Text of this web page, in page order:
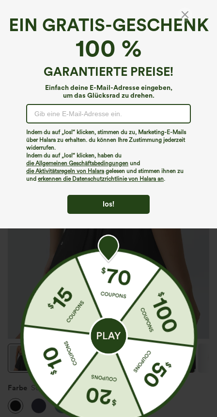
EIN GRATIS-GESCHENK
100 %
GARANTIERTE PREISE!
Einfach deine E-Mail-Adresse eingeben,
um das Glücksrad zu drehen.
Indem du auf „los!“ klicken, stimmen du zu, Marketing-E-Mails
über Halara zu erhalten. du können Ihre Zustimmung jederzeit
widerrufen.
Indem du auf „los!“ klicken, haben du
die Allgemeinen Geschäftsbedingungen und
die Aktivitätsregeln von Halara gelesen und stimmen ihnen zu
und erkennen die Datenschutzrichtlinie von Halara an.
los!
Breezeful™ Rückenfreies, schnell trocknendes
Mini-Flowy-Freizeitkleid mit verstellbarem
Träger, Rüschensaum und Schnürung
€31,95 EUR
Farbe Schwarz